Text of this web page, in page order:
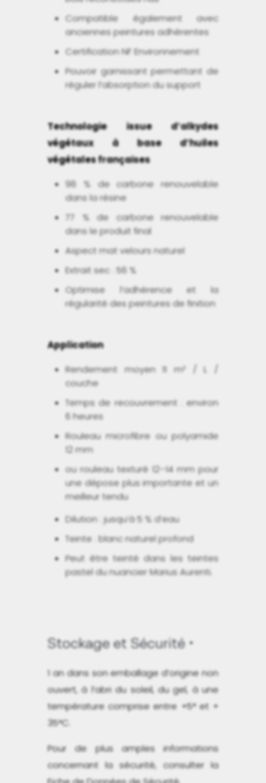
Compatible également avec
anciennes peintures adhérentes
Certification NF Environnement
Pouvoir garnissant permettant de
réguler l’absorption du support
Technologie issue d’alkydes
végétaux à base d’huiles
végétales françaises
98 % de carbone renouvelable
dans la résine
77 % de carbone renouvelable
dans le produit final
Aspect mat velours naturel
Extrait sec : 56 %
Optimise l’adhérence et la
régularité des peintures de finition
Application
Rendement moyen 11 m² / L /
couche
Temps de recouvrement : environ
6 heures
Rouleau microfibre ou polyamide
12 mm
ou rouleau texturé 12–14 mm pour
une dépose plus importante et un
meilleur tendu
Dilution : jusqu’à 5 % d’eau
Teinte : blanc naturel profond
Peut être teinté dans les teintes
pastel du nuancier Marius Aurenti.
Stockage et Sécurité
1 an dans son emballage d’origine non
ouvert, à l’abri du soleil, du gel, à une
température comprise entre +5° et +
35°C.
Pour de plus amples informations
concernant la sécurité, consulter la